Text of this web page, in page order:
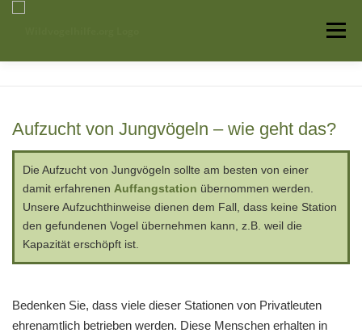
Menü
Auffangstationen
Aufzucht von Jungvögeln – wie geht das?
Die Aufzucht von Jungvögeln sollte am besten von einer
damit erfahrenen Auffangstation übernommen werden.
Unsere Aufzuchthinweise dienen dem Fall, dass keine Station
den gefundenen Vogel übernehmen kann, z.B. weil die
Kapazität erschöpft ist.
Bedenken Sie, dass viele dieser Stationen von Privatleuten
ehrenamtlich betrieben werden. Diese Menschen erhalten in